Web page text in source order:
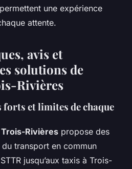
une expérience
attente.
avis et
solutions de
Rivières
forts et limites de chaque
Rivières propose des
transport en commun
jusqu’aux taxis à Trois-